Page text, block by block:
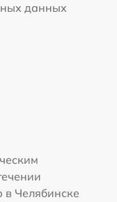
данных
в Челябинске